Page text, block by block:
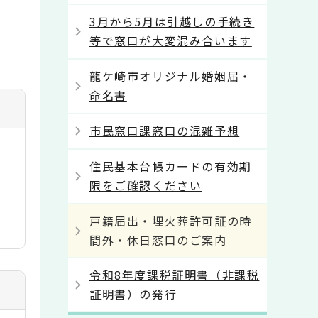
3月から5月は引越しの手続き
等で窓口が大変混み合います
龍ケ崎市オリジナル婚姻届・
命名書
市民窓口課窓口の混雑予想
住民基本台帳カードの有効期
限をご確認ください
戸籍届出・埋火葬許可証の時
間外・休日窓口のご案内
令和8年度課税証明書（非課税
証明書）の発行